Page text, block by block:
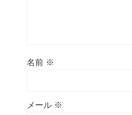
名前 ※
メール ※